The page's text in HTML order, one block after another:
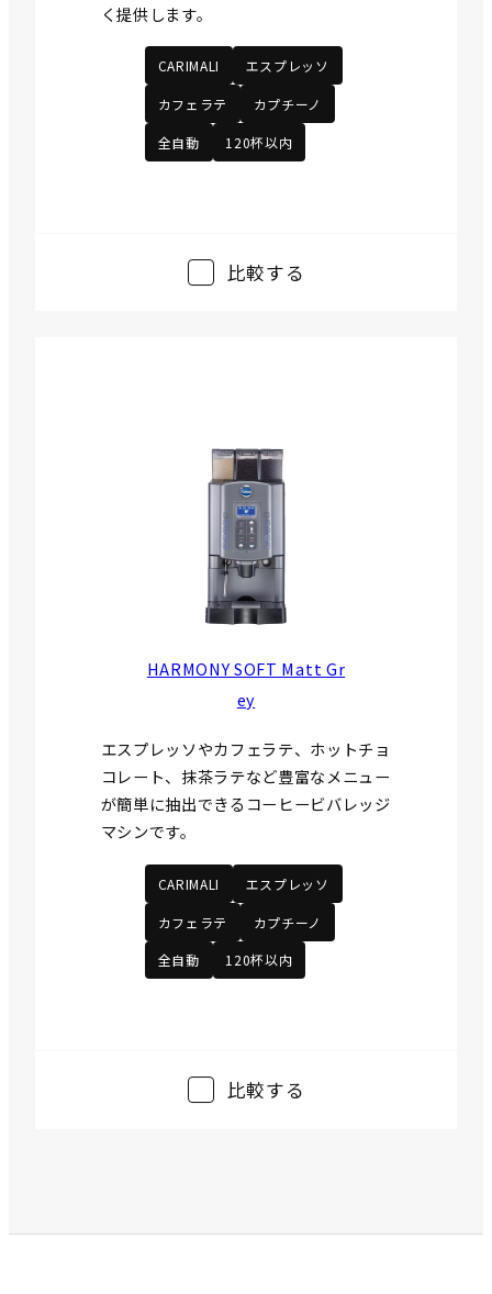
く提供します。
CARIMALI エスプレッソ
カフェラテ カプチーノ
全自動 120杯以内
比較する
HARMONY SOFT Matt Gr
ey
エスプレッソやカフェラテ、ホットチョ
コレート、抹茶ラテなど豊富なメニュー
が簡単に抽出できるコーヒービバレッジ
マシンです。
CARIMALI エスプレッソ
カフェラテ カプチーノ
全自動 120杯以内
比較する